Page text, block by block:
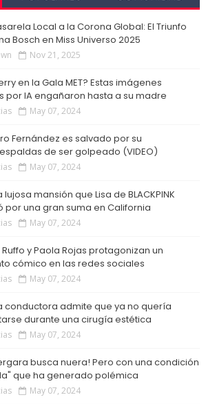
Local a la Corona Global: El Triunfo
Bosch en Miss Universo 2025
Nov 21, 2025
en la Gala MET? Estas imágenes
por IA engañaron hasta a su madre
May 07, 2024
Fernández es salvado por su
de ser golpeado (VIDEO)
May 07, 2024
lujosa mansión que Lisa de BLACKPINK
por una gran suma en California
May 07, 2024
y Paola Rojas protagonizan un
cómico en las redes sociales
May 07, 2024
conductora admite que ya no quería
durante una cirugía estética
May 07, 2024
busca nuera! Pero con una condición
que ha generado polémica
May 07, 2024